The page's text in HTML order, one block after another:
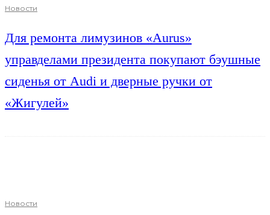
Новости
Для ремонта лимузинов «Aurus»
управделами президента покупают бэушные
сиденья от Audi и дверные ручки от
«Жигулей»
Новости